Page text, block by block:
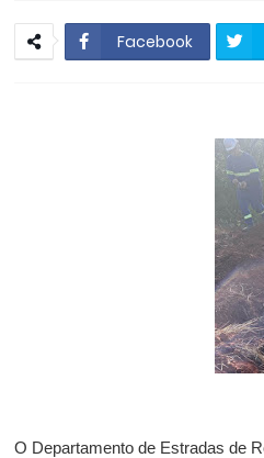
Facebook
O Departamento de Estradas de